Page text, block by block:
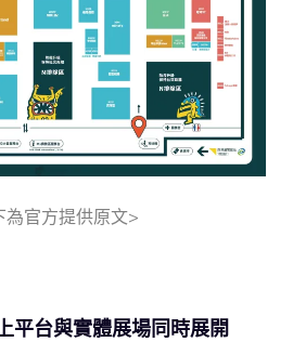
為官方提供原文>
平台與實體展場同時展開